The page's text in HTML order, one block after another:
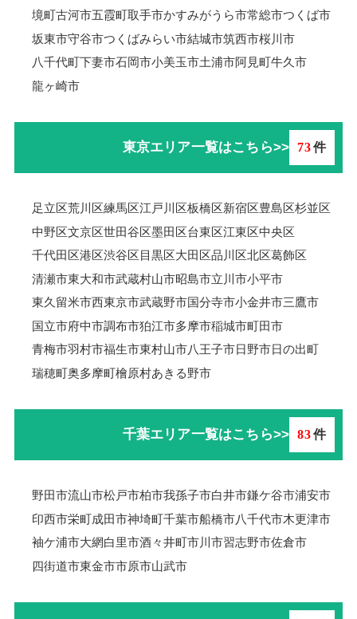
境町古河市五霞町取手市かすみがうら市常総市つくば市
坂東市守谷市つくばみらい市結城市筑西市桜川市
八千代町下妻市石岡市小美玉市土浦市阿見町牛久市
龍ヶ崎市
東京エリア一覧はこちら>> 73件
足立区荒川区練馬区江戸川区板橋区新宿区豊島区杉並区
中野区文京区世田谷区墨田区台東区江東区中央区
千代田区港区渋谷区 目黒区大田区品川区北区葛飾区
清瀬市東大和市武蔵村山市昭島市立川市小平市
東久留米市西東京市武蔵野市国分寺市小金井市三鷹市
国立市府中市調布市狛江市多摩市稲城市町田市
青梅市羽村市福生市東村山市八王子市日野市日の出町
瑞穂町奥多摩町檜原村あきる野市
千葉エリア一覧はこちら>> 83件
野田市流山市松戸市柏市我孫子市白井市鎌ケ谷市浦安市
印西市栄町成田市神埼町千葉市船橋市八千代市木更津市
袖ケ浦市大網白里市酒々井町市川市習志野市佐倉市
四街道市東金市市原市山武市